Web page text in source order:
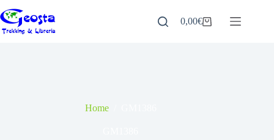
al
contenuto
Carrello
0,00€
Home